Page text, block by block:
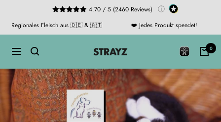
Inhalt
4.70 / 5 (2460 Reviews) ⓘ
Regionales Fleisch aus 🇩🇪 & 🇦🇹 ❤️ Jedes Produkt spendet!
Navigation STRAYZ 0